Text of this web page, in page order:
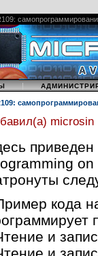
|
microsin
кода
и